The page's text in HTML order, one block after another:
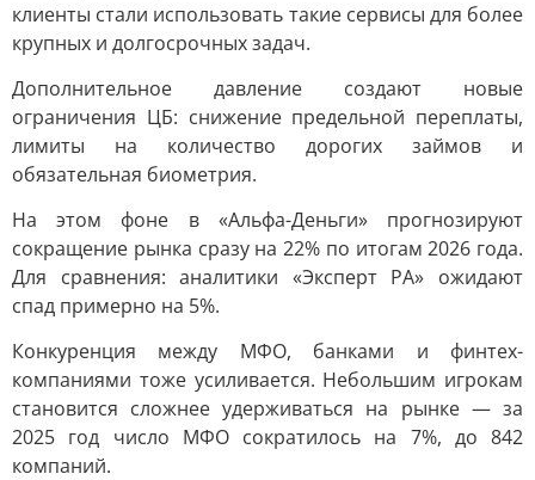
клиенты стали использовать такие сервисы для более
крупных и долгосрочных задач.
Дополнительное давление создают новые
ограничения ЦБ: снижение предельной переплаты,
лимиты на количество дорогих займов и
обязательная биометрия.
На этом фоне в «Альфа-Деньги» прогнозируют
сокращение рынка сразу на 22% по итогам 2026 года.
Для сравнения: аналитики «Эксперт РА» ожидают
спад примерно на 5%.
Конкуренция между МФО, банками и финтех-
компаниями тоже усиливается. Небольшим игрокам
становится сложнее удерживаться на рынке — за
2025 год число МФО сократилось на 7%, до 842
компаний.